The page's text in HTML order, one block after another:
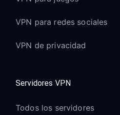
VPN para redes sociales
VPN de privacidad
Servidores VPN
Todos los servidores